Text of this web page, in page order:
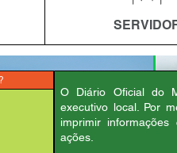
O Diário Oficial do
executivo local. Por
imprimir
ações.